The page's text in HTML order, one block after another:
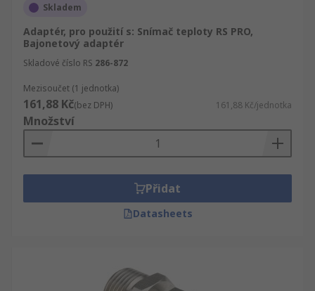
Skladem
Adaptér, pro použití s: Snímač teploty RS PRO,
Bajonetový adaptér
Skladové číslo RS 286-872
Mezisoučet (1 jednotka)
161,88 Kč(bez DPH) 161,88 Kč/jednotka
Množství
Přidat
Datasheets